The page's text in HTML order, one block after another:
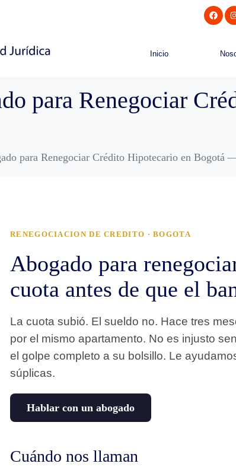
Inicio
para Renegociar
para Renegociar Crédito Hipotecario en Bogotá
RENEGOCIACION DE CREDITO · BOGOTA
Abogado para
cuota antes de que el
La cuota subió. El sueldo no. Hace tres
por el mismo apartamento. No es injusto
el golpe completo a su bolsillo. Le
súplicas.
Hablar con un abogado
Cuándo nos llaman